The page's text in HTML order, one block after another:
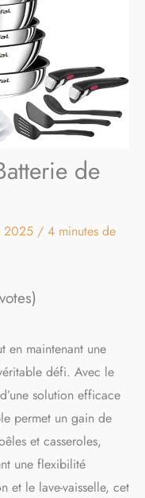
de
2025 / 4 minutes de
en maintenant une
défi. Avec le
solution efficace
permet un gain de
et casseroles,
une flexibilité
et le lave-vaisselle, cet